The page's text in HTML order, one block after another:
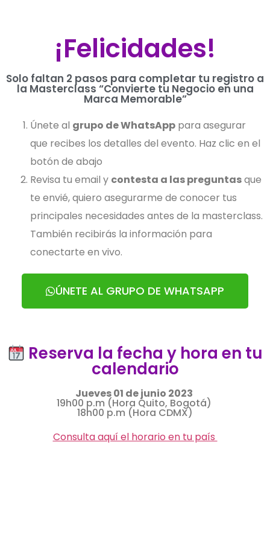
¡Felicidades!
Solo faltan 2 pasos para completar tu registro a
la Masterclass “Convierte tu Negocio en una
Marca Memorable”
Únete al grupo de WhatsApp para asegurar
que recibes los detalles del evento. Haz clic en el
botón de abajo
Revisa tu email y contesta a las preguntasque
te envié, quiero asegurarme de conocer tus
principales necesidades antes de la masterclass.
También recibirás la información para
conectarte en vivo.
ÚNETE AL GRUPO DE WHATSAPP
Reserva la fecha y hora en tu
calendario
Jueves 01 de junio 2023
19h00 p.m (Hora Quito, Bogotá)
18h00 p.m (Hora CDMX)
Consulta aquí el horario en tu país